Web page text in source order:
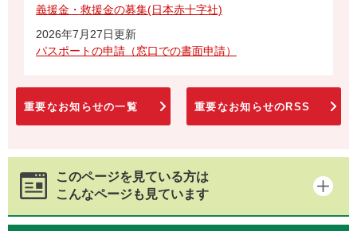
義援金・救援金の募集(日本赤十字社)
2026年7月27日更新
パスポートの申請（窓口での書面申請）
重要なお知らせの一覧 重要なお知らせのRSS
このページを見ている方は
こんなページも見ています